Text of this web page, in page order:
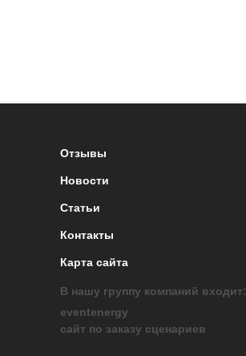
Отзывы
Новости
Статьи
Контакты
Карта сайта
В нашу группу компаний входит:
eventenergy
сайт по заказу сценариев